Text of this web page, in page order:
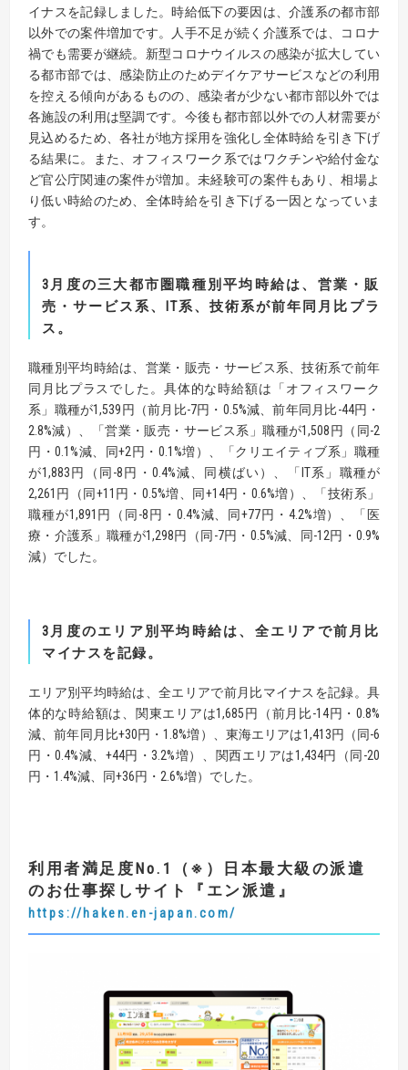
イナスを記録しました。時給低下の要因は、介護系の都市部
以外での案件増加です。人手不足が続く介護系では、コロナ
禍でも需要が継続。新型コロナウイルスの感染が拡大してい
る都市部では、感染防止のためデイケアサービスなどの利用
を控える傾向があるものの、感染者が少ない都市部以外では
各施設の利用は堅調です。今後も都市部以外での人材需要が
見込めるため、各社が地方採用を強化し全体時給を引き下げ
る結果に。また、オフィスワーク系ではワクチンや給付金な
ど官公庁関連の案件が増加。未経験可の案件もあり、相場よ
り低い時給のため、全体時給を引き下げる一因となっていま
す。
3 月度の三大都市圏職種別平均時給は、営業・販
売・サービス系、 IT系、技術系が前年 同月比プラ
ス。
職種別平均時給は、営業・販売・サービス系、技術系で前年
同月比プラスでした。具体的な時給額は「オフィスワーク
系」職種が1,539円（前月比-7円・0.5%減、前年同月比-44円・
2.8%減）、「営業・販売・サービス系」職種が1,508円（同-2
円・0.1%減、同+2円・0.1%増）、「クリエイティブ系」職種
が1,883円（同-8円・0.4%減、同横ばい）、「IT系」職種が
2,261円（同+11円・0.5%増、同+14円・0.6%増）、「技術系」
職種が1,891円（同-8円・0.4%減、同+77円・4.2%増）、「医
療・介護系」職種が1,298円（同-7円・0.5%減、同-12円・0.9%
減）でした。
3 月度のエリア別平均時給は、全エリアで前月比
マイナスを記録。
エリア別平均時給は、全エリアで前月比マイナスを記録。具
体的な時給額は、関東エリアは1,685円（前月比-14円・0.8%
減、前年同月比+30円・1.8%増）、東海エリアは1,413円（同-6
円・0.4%減、+44円・3.2%増）、関西エリアは1,434円（同-20
円・1.4%減、同+36円・2.6%増）でした。
利用者満足度No.1（※）日本最大級の派遣
のお仕事探しサイト『エン派遣』
https://haken.en-japan.com/